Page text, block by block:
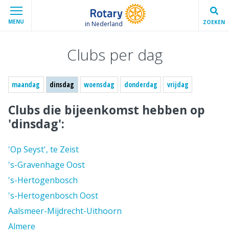
MENU in Nederland ZOEKEN
Clubs per dag
maandag dinsdag woensdag donderdag vrijdag
Clubs die bijeenkomst hebben op
'dinsdag':
'Op Seyst', te Zeist
's-Gravenhage Oost
's-Hertogenbosch
's-Hertogenbosch Oost
Aalsmeer-Mijdrecht-Uithoorn
Almere